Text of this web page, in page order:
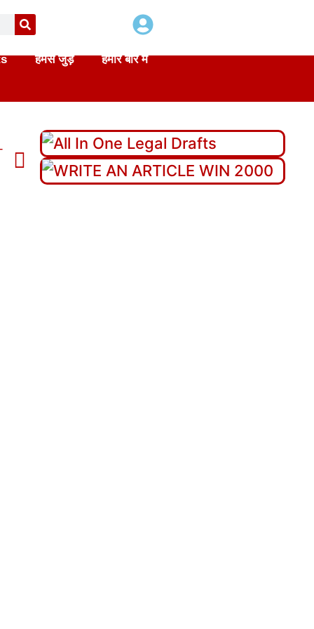
हमसे जुड़े हमारे बारे में